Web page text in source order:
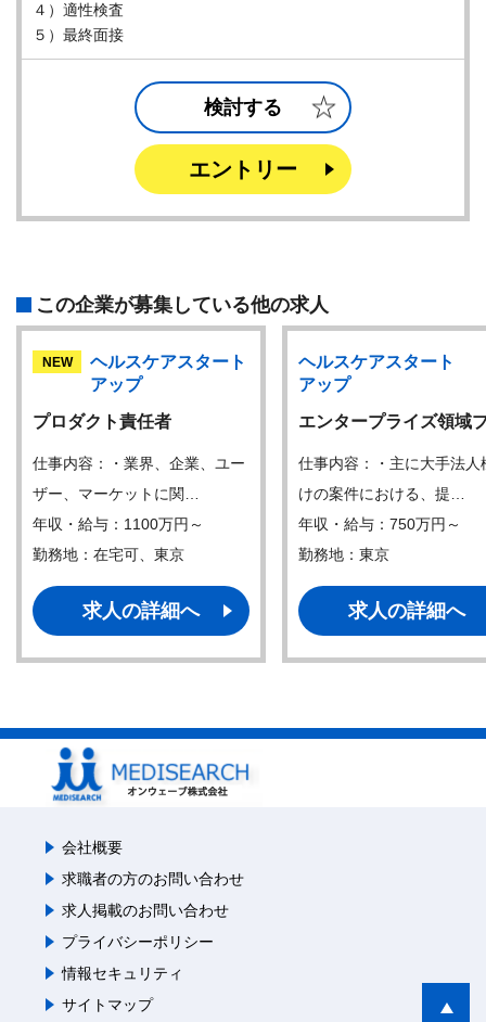
４）適性検査
５）最終面接
検討する
エントリー
この企業が募集している他の求人
NEW
ヘルスケアスタート
アップ
プロダクト責任者
仕事内容：・業界、企業、ユー
ザー、マーケットに関…
年収・給与：1100万円～
勤務地：在宅可、東京
求人の詳細へ
ヘルスケアスタート
アップ
エンタープライズ領域
仕事内容：・主に大手法人
けの案件における、提…
年収・給与：750万円～
勤務地：東京
求人の詳細へ
会社概要
求職者の方のお問い合わせ
求人掲載のお問い合わせ
プライバシーポリシー
情報セキュリティ
サイトマップ